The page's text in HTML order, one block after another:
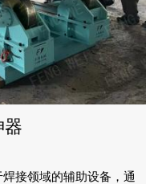
器
接领域的辅助设备，通